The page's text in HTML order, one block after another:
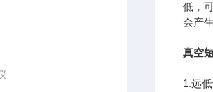
低，
会产
真空
1.远